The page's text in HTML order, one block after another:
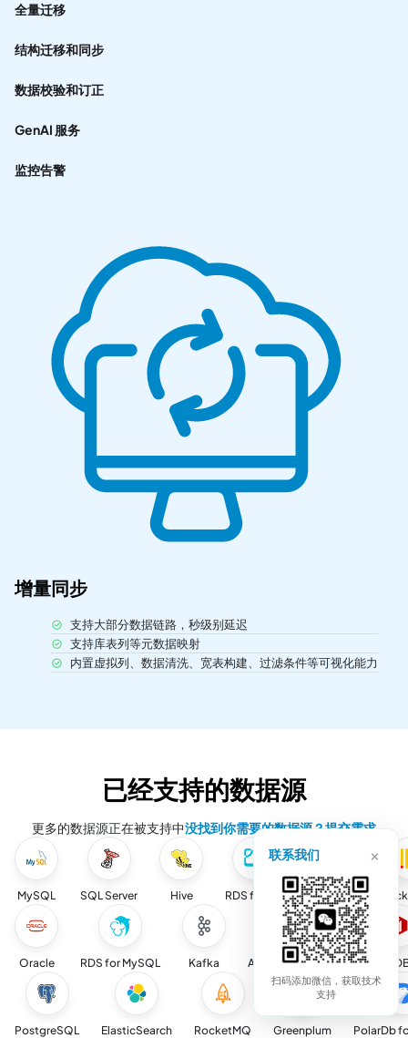
全量迁移
结构迁移和同步
数据校验和订正
GenAI 服务
监控告警
增量同步
支持大部分数据链路，秒级别延迟
支持库表列等元数据映射
内置虚拟列、数据清洗、宽表构建、过滤条件等可视化能力
已经支持的数据源
更多的数据源正在被支持中没找到你需要的数据源？提交需求
MySQL SQL Server Hive RDS for PG RabbitMQ
Oracle RDS for MySQL Kafka ADB for PostgreSQL
PostgreSQL ElasticSearch RocketMQ Greenplum PolarDb
联系我们 ×
扫码添加微信，获取技术
支持